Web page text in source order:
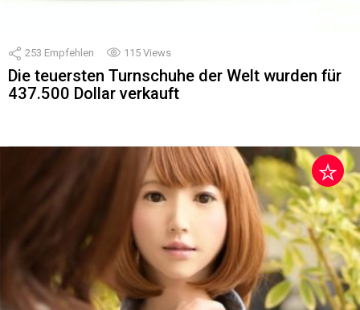
253 Empfehlen 115 Views
Die teuersten Turnschuhe der Welt wurden für
437.500 Dollar verkauft